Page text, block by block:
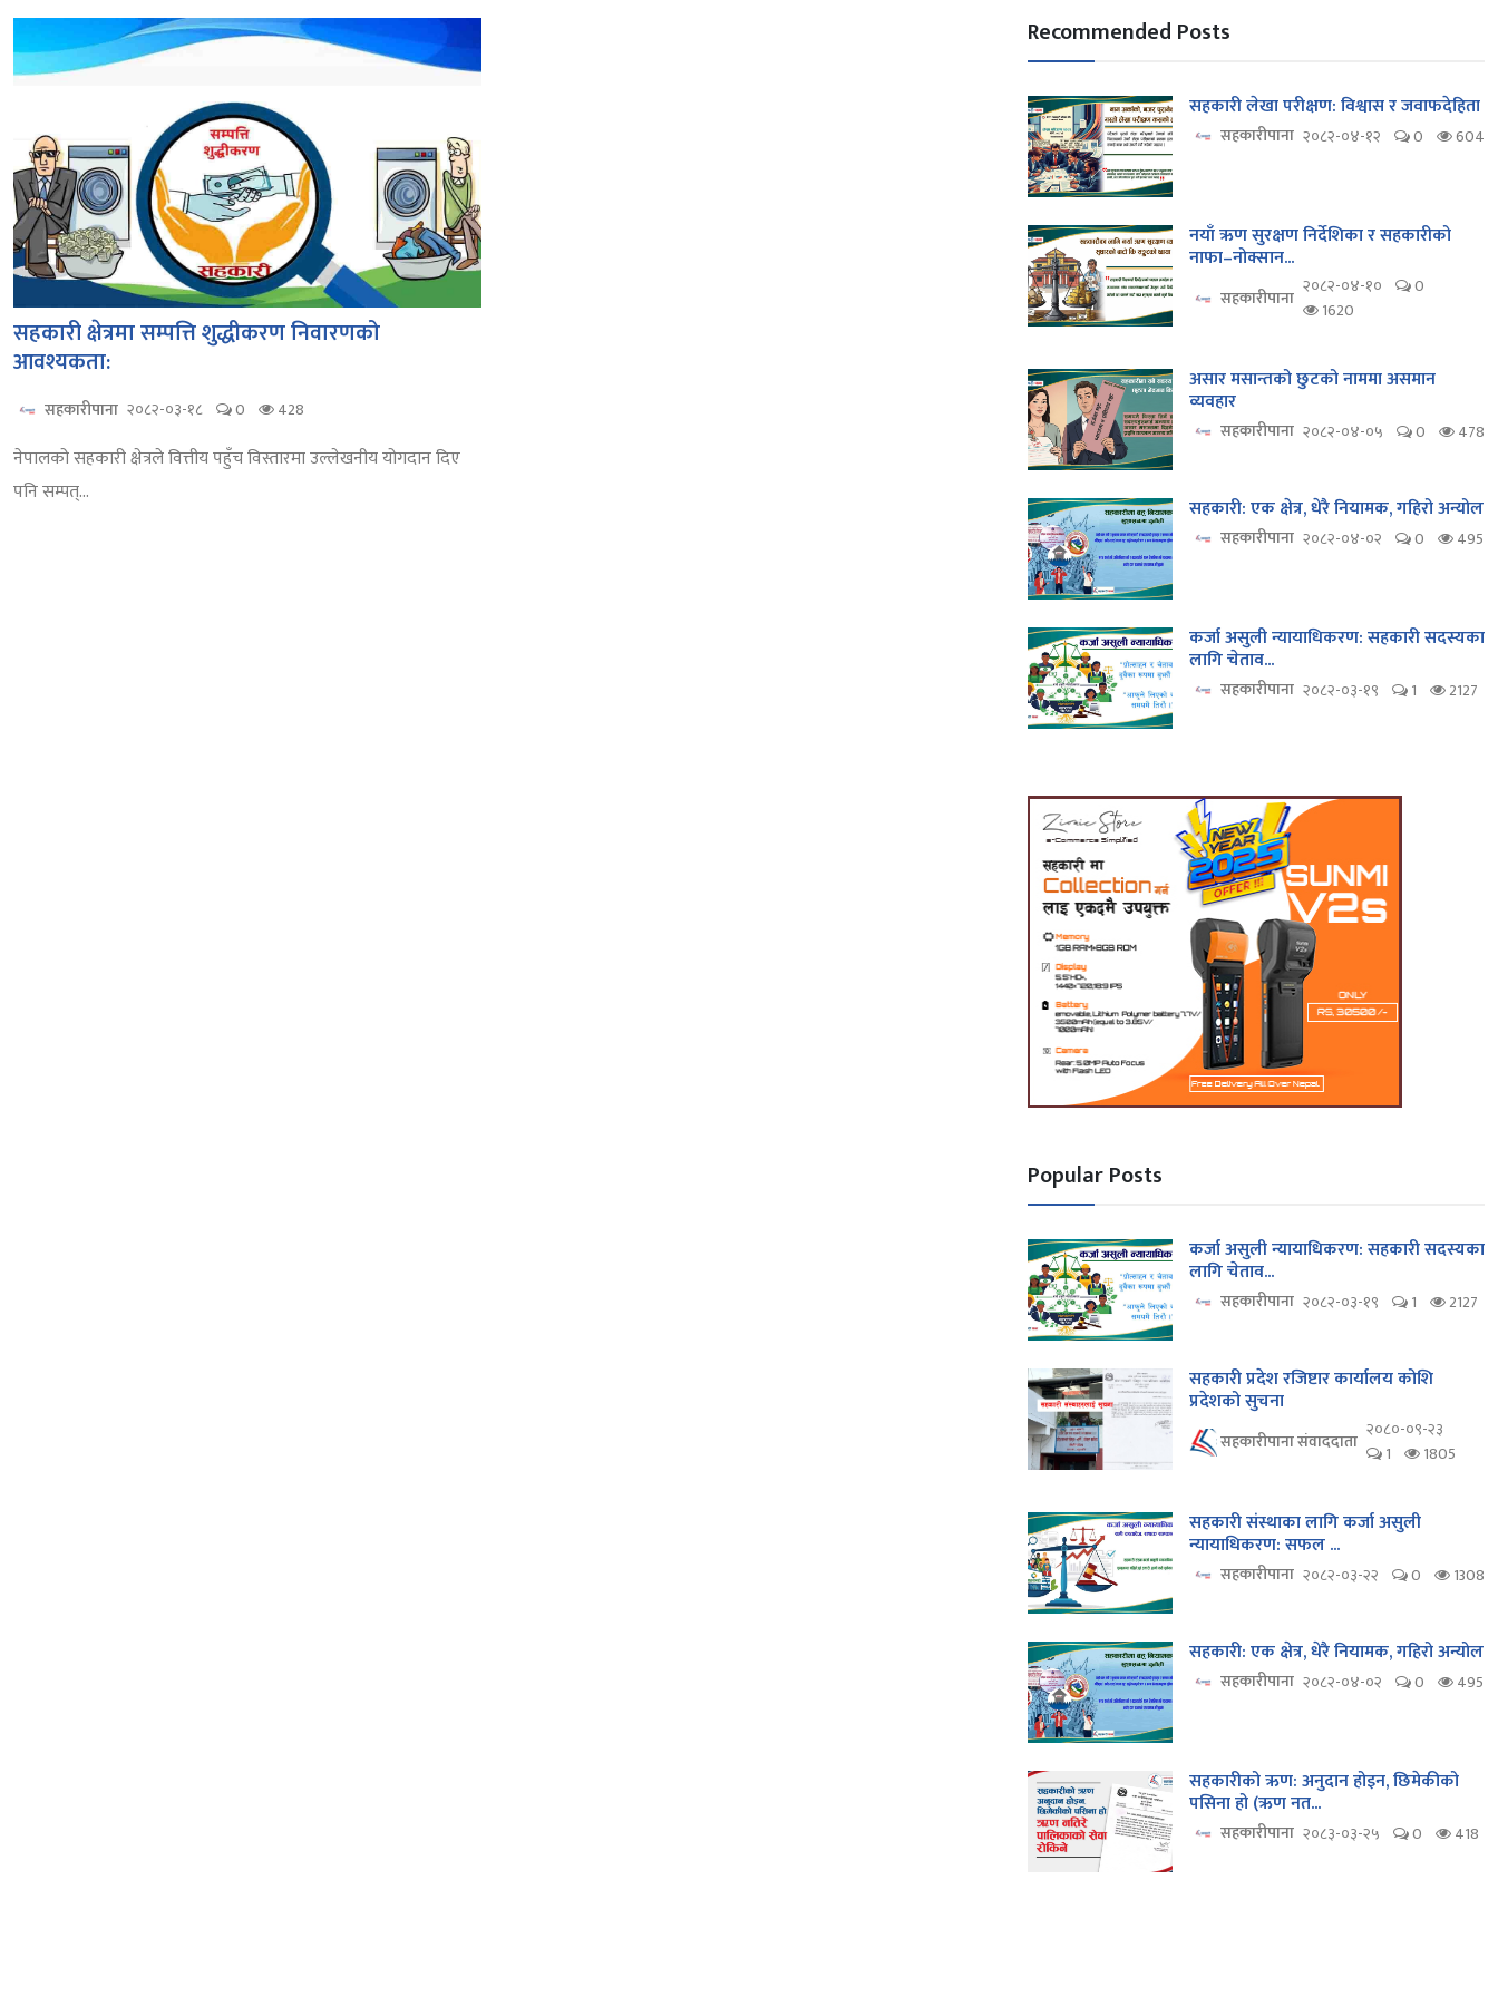
सहकारी क्षेत्रमा सम्पत्ति शुद्धीकरण निवारणको
आवश्यकता:
सहकारीपाना २०८२-०३-१८ 0 428
नेपालको सहकारी क्षेत्रले वित्तीय पहुँच विस्तारमा उल्लेखनीय योगदान दिए
पनि सम्पत्...
Recommended Posts
सहकारी लेखा परीक्षण: विश्वास र जवाफदेहिता
सहकारीपाना २०८२-०४-१२ 0 604
नयाँ ऋण सुरक्षण निर्देशिका र सहकारीको
नाफा–नोक्सान...
सहकारीपाना २०८२-०४-१०
0
1620
असार मसान्तको छुटको नाममा असमान
व्यवहार
सहकारीपाना २०८२-०४-०५ 0 478
सहकारी: एक क्षेत्र, धेरै नियामक, गहिरो अन्योल
सहकारीपाना २०८२-०४-०२ 0 495
कर्जा असुली न्यायाधिकरण: सहकारी सदस्यका
लागि चेताव...
सहकारीपाना २०८२-०३-१९ 1 2127
Popular Posts
कर्जा असुली न्यायाधिकरण: सहकारी सदस्यका
लागि चेताव...
सहकारीपाना २०८२-०३-१९ 1 2127
सहकारी प्रदेश रजिष्टार कार्यालय कोशि
प्रदेशको सुचना
सहकारीपाना संवाददाता २०८०-०९-२३
1
1805
सहकारी संस्थाका लागि कर्जा असुली
न्यायाधिकरण: सफल ...
सहकारीपाना २०८२-०३-२२ 0 1308
सहकारी: एक क्षेत्र, धेरै नियामक, गहिरो अन्योल
सहकारीपाना २०८२-०४-०२ 0 495
सहकारीको ऋण: अनुदान होइन, छिमेकीको
पसिना हो (ऋण नत...
सहकारीपाना २०८३-०३-२५ 0 418